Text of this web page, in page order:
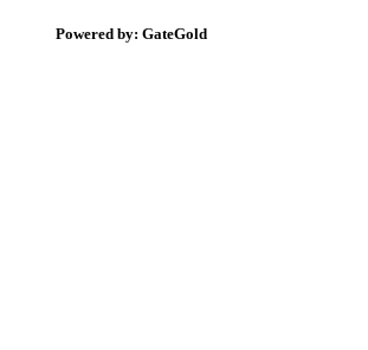
Powered by: GateGold